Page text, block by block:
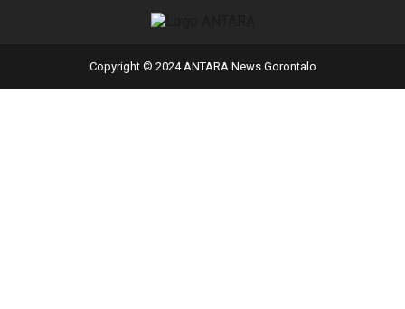
Copyright © 2024 ANTARA News Gorontalo